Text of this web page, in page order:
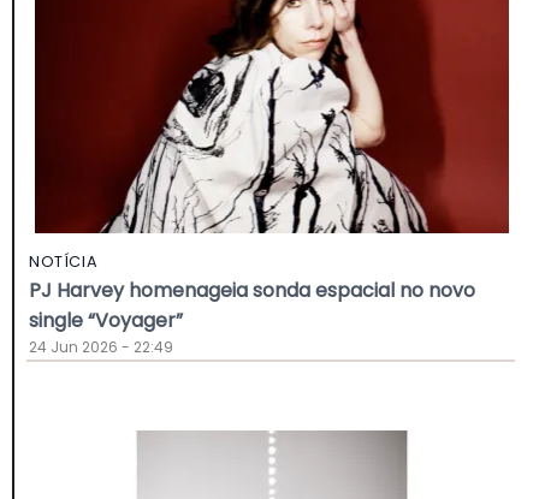
NOTÍCIA
PJ Harvey homenageia sonda espacial no novo
single “Voyager”
24 Jun 2026 - 22:49